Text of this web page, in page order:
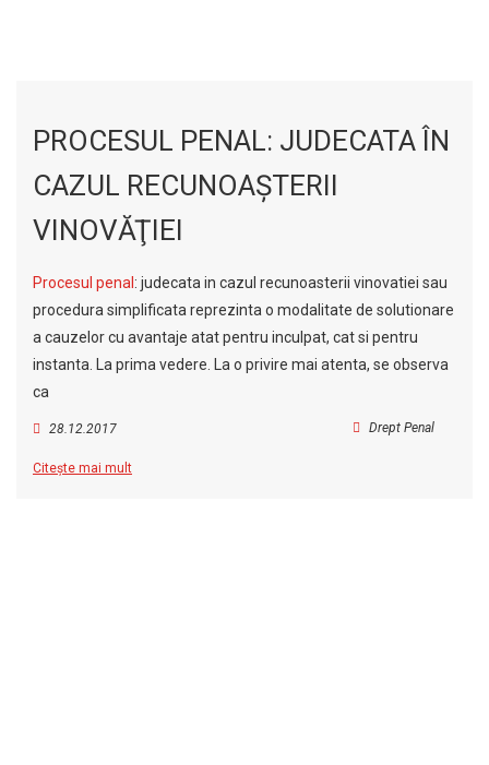
PROCESUL PENAL: JUDECATA ÎN
CAZUL RECUNOAŞTERII
VINOVĂŢIEI
Procesul penal : judecata in cazul recunoasterii vinovatiei sau
procedura simplificata reprezinta o modalitate de solutionare
a cauzelor cu avantaje atat pentru inculpat, cat si pentru
instanta. La prima vedere. La o privire mai atenta, se observa
ca
28.12.2017 Drept Penal
Citește mai mult